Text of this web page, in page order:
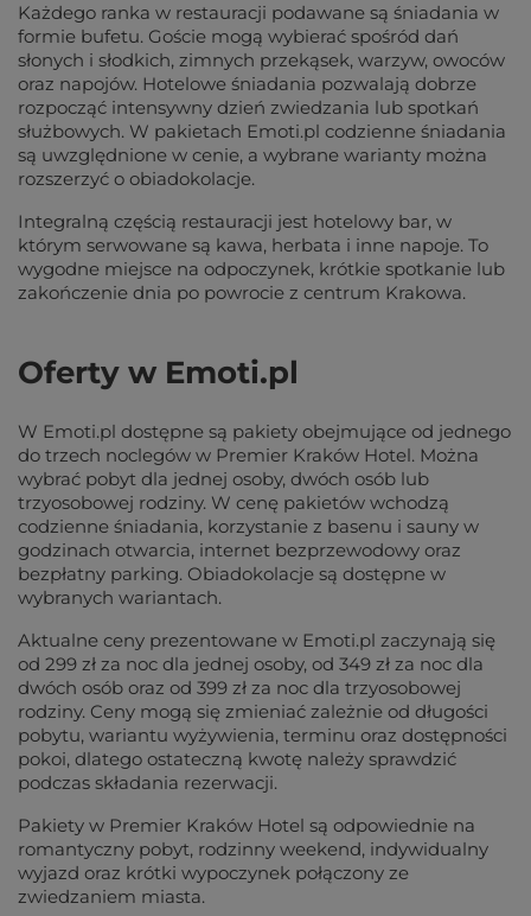
Każdego ranka w restauracji podawane są śniadania w
formie bufetu. Goście mogą wybierać spośród dań
słonych i słodkich, zimnych przekąsek, warzyw, owoców
oraz napojów. Hotelowe śniadania pozwalają dobrze
rozpocząć intensywny dzień zwiedzania lub spotkań
służbowych. W pakietach Emoti.pl codzienne śniadania
są uwzględnione w cenie, a wybrane warianty można
rozszerzyć o obiadokolacje.
Integralną częścią restauracji jest hotelowy bar, w
którym serwowane są kawa, herbata i inne napoje. To
wygodne miejsce na odpoczynek, krótkie spotkanie lub
zakończenie dnia po powrocie z centrum Krakowa.
Oferty w Emoti.pl
W Emoti.pl dostępne są pakiety obejmujące od jednego
do trzech noclegów w Premier Kraków Hotel. Można
wybrać pobyt dla jednej osoby, dwóch osób lub
trzyosobowej rodziny. W cenę pakietów wchodzą
codzienne śniadania, korzystanie z basenu i sauny w
godzinach otwarcia, internet bezprzewodowy oraz
bezpłatny parking. Obiadokolacje są dostępne w
wybranych wariantach.
Aktualne ceny prezentowane w Emoti.pl zaczynają się
od 299 zł za noc dla jednej osoby, od 349 zł za noc dla
dwóch osób oraz od 399 zł za noc dla trzyosobowej
rodziny. Ceny mogą się zmieniać zależnie od długości
pobytu, wariantu wyżywienia, terminu oraz dostępności
pokoi, dlatego ostateczną kwotę należy sprawdzić
podczas składania rezerwacji.
Pakiety w Premier Kraków Hotel są odpowiednie na
romantyczny pobyt, rodzinny weekend, indywidualny
wyjazd oraz krótki wypoczynek połączony ze
zwiedzaniem miasta.